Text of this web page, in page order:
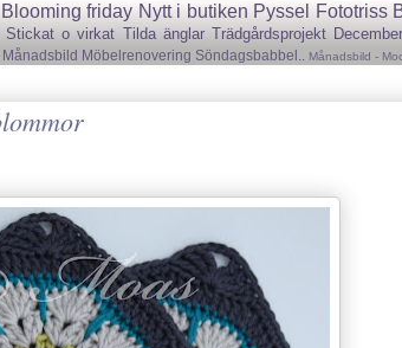
Blooming friday Nytt i butiken Pyssel Fototriss
Stickat o virkat Tilda änglar Trädgårdsprojekt
Månadsbild Möbelrenovering Söndagsbabbel.. Månadsbild -